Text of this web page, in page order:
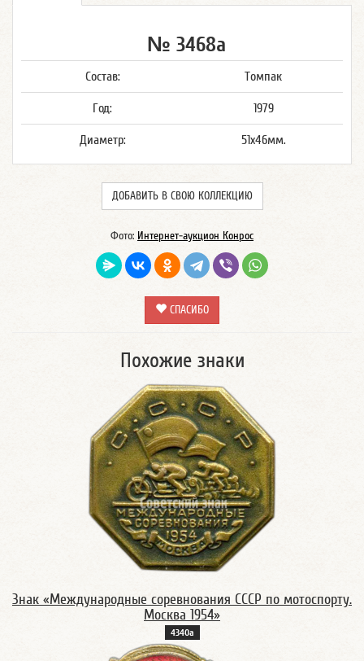
№ 3468а
Состав: Томпак
Год: 1979
Диаметр: 51х46мм.
ДОБАВИТЬ В СВОЮ КОЛЛЕКЦИЮ
Фото: Интернет-аукцион Конрос
СПАСИБО
Похожие знаки
Знак «Международные соревнования СССР по мотоспорту.
Москва 1954»
4340а